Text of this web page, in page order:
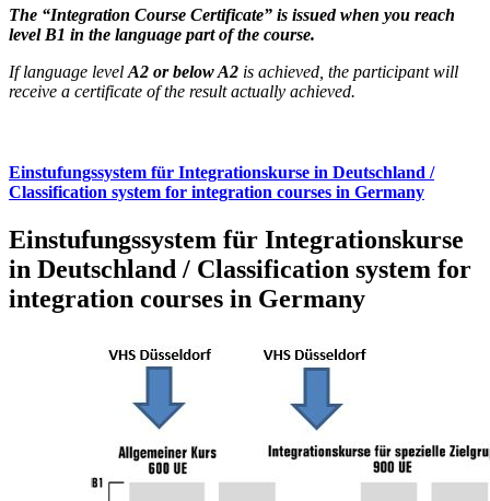
The “Integration Course Certificate” is issued when you reach
level B1 in the language part of the course.
If language level A2 or below A2 is achieved, the participant will
receive a certificate of the result actually achieved.
Einstufungssystem für Integrationskurse in Deutschland /
Classification system for integration courses in Germany
Einstufungssystem für Integrationskurse
in Deutschland / Classification system for
integration courses in Germany